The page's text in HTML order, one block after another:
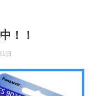
！！
日